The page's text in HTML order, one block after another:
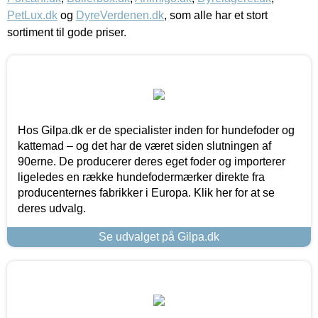
PetLux.dk og DyreVerdenen.dk, som alle har et stort
sortiment til gode priser.
Hos Gilpa.dk er de specialister inden for hundefoder og
kattemad – og det har de været siden slutningen af
90erne. De producerer deres eget foder og importerer
ligeledes en række hundefodermærker direkte fra
producenternes fabrikker i Europa. Klik her for at se
deres udvalg.
Se udvalget på Gilpa.dk